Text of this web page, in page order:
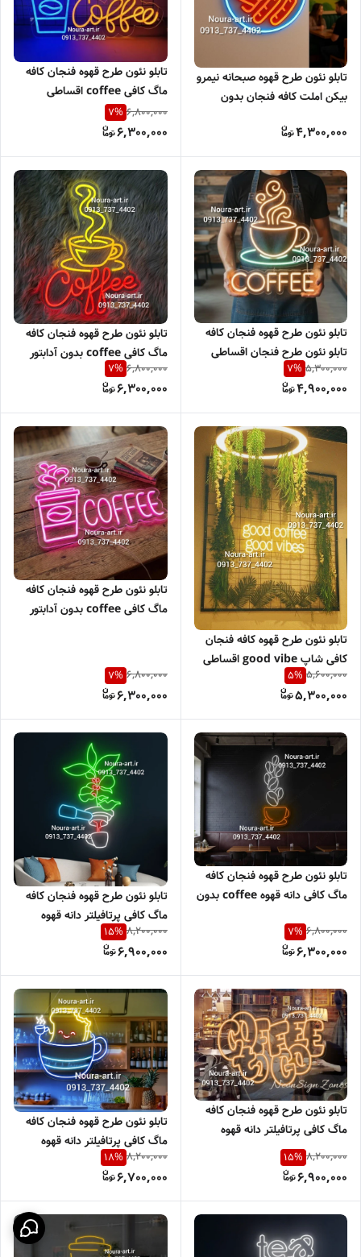
تابلو نئون طرح قهوه صبحانه نیمرو
بیکن املت کافه فنجان بدون
4,300,000
تابلو نئون طرح قهوه فنجان کافه
ماگ کافی coffee اقساطی
6,800,000
7%
6,300,000
تابلو نئون طرح قهوه فنجان کافه
تابلو نئون طرح فنجان اقساطی
5,300,000
7%
4,900,000
تابلو نئون طرح قهوه فنجان کافه
ماگ کافی coffee بدون آدابتور
اقساطی
6,800,000
7%
6,300,000
تابلو نئون طرح قهوه کافه فنجان
کافی شاپ good vibe اقساطی
5,600,000
5%
5,300,000
تابلو نئون طرح قهوه فنجان کافه
ماگ کافی coffee بدون آدابتور
6,800,000
7%
6,300,000
تابلو نئون طرح قهوه فنجان کافه
ماگ کافی دانه قهوه coffee بدون
6,800,000
7%
6,300,000
تابلو نئون طرح قهوه فنجان کافه
ماگ کافی پرتافیلتر دانه قهوه
coffee اقساطی
8,200,000
15%
6,900,000
تابلو نئون طرح قهوه فنجان کافه
ماگ کافی پرتافیلتر دانه قهوه
coffee اقساطی
8,200,000
15%
6,900,000
تابلو نئون طرح قهوه فنجان کافه
ماگ کافی پرتافیلتر دانه قهوه
coffee اقساطی
8,200,000
18%
6,700,000